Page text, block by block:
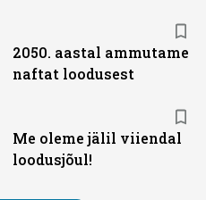
2050. aastal ammutame
naftat loodusest
Me oleme jälil viiendal
loodusjõul!